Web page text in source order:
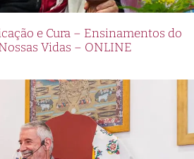
e Cura – Ensinamentos do
Vidas – ONLINE